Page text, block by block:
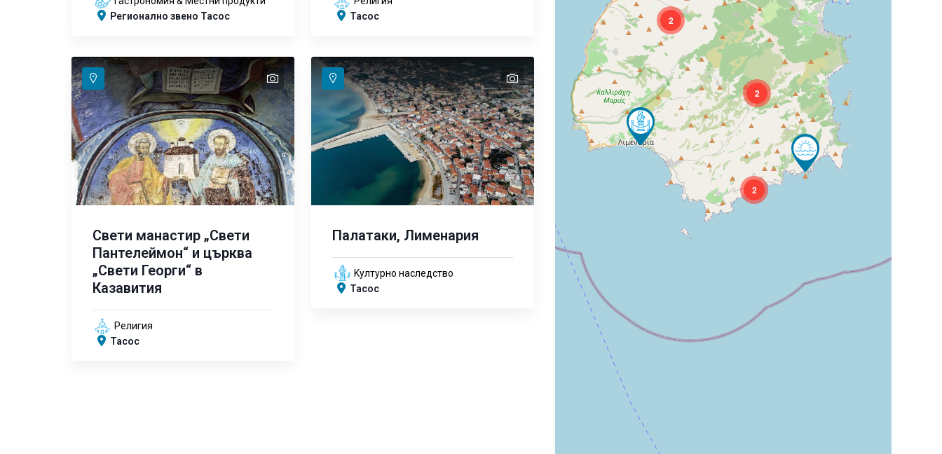
Регионално звено Тасос
Тасос
text
Свети манастир „Свети
Пантелеймон“ и църква
„Свети Георги“ в
Казавития
Религия
Тасос
text
Палатаки, Лименария
Kултурно наследство
Тасос
2
2
2